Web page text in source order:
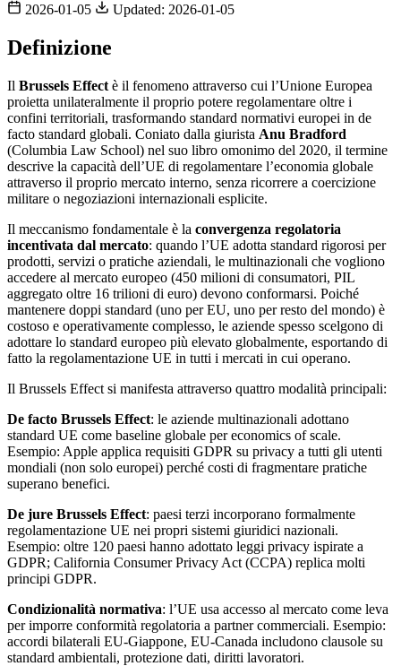
2026-01-05 Updated: 2026-01-05
Definizione
Il Brussels Effect è il fenomeno attraverso cui l’Unione Europea
proietta unilateralmente il proprio potere regolamentare oltre i
confini territoriali, trasformando standard normativi europei in de
facto standard globali. Coniato dalla giurista Anu Bradford
(Columbia Law School) nel suo libro omonimo del 2020, il termine
descrive la capacità dell’UE di regolamentare l’economia globale
attraverso il proprio mercato interno, senza ricorrere a coercizione
militare o negoziazioni internazionali esplicite.
Il meccanismo fondamentale è la convergenza regolatoria
incentivata dal mercato: quando l’UE adotta standard rigorosi per
prodotti, servizi o pratiche aziendali, le multinazionali che vogliono
accedere al mercato europeo (450 milioni di consumatori, PIL
aggregato oltre 16 trilioni di euro) devono conformarsi. Poiché
mantenere doppi standard (uno per EU, uno per resto del mondo) è
costoso e operativamente complesso, le aziende spesso scelgono di
adottare lo standard europeo più elevato globalmente, esportando di
fatto la regolamentazione UE in tutti i mercati in cui operano.
Il Brussels Effect si manifesta attraverso quattro modalità principali:
De facto Brussels Effect: le aziende multinazionali adottano
standard UE come baseline globale per economics of scale.
Esempio: Apple applica requisiti GDPR su privacy a tutti gli utenti
mondiali (non solo europei) perché costi di fragmentare pratiche
superano benefici.
De jure Brussels Effect: paesi terzi incorporano formalmente
regolamentazione UE nei propri sistemi giuridici nazionali.
Esempio: oltre 120 paesi hanno adottato leggi privacy ispirate a
GDPR; California Consumer Privacy Act (CCPA) replica molti
principi GDPR.
Condizionalità normativa: l’UE usa accesso al mercato come leva
per imporre conformità regolatoria a partner commerciali. Esempio:
accordi bilaterali EU-Giappone, EU-Canada includono clausole su
standard ambientali, protezione dati, diritti lavoratori.